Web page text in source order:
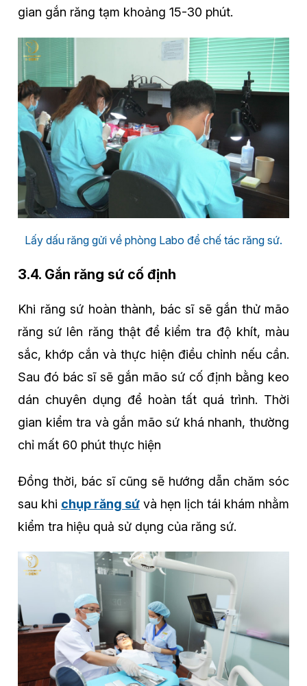
gian gắn răng tạm khoảng 15-30 phút.
Lấy dấu răng gửi về phòng Labo để chế tác răng sứ.
3.4. Gắn răng sứ cố định
Khi răng sứ hoàn thành, bác sĩ sẽ gắn thử mão
răng sứ lên răng thật để kiểm tra độ khít, màu
sắc, khớp cắn và thực hiện điều chỉnh nếu cần.
Sau đó bác sĩ sẽ gắn mão sứ cố định bằng keo
dán chuyên dụng để hoàn tất quá trình. Thời
gian kiểm tra và gắn mão sứ khá nhanh, thường
chỉ mất 60 phút thực hiện
Đồng thời, bác sĩ cũng sẽ hướng dẫn chăm sóc
sau khi chụp răng sứ và hẹn lịch tái khám nhằm
kiểm tra hiệu quả sử dụng của răng sứ.